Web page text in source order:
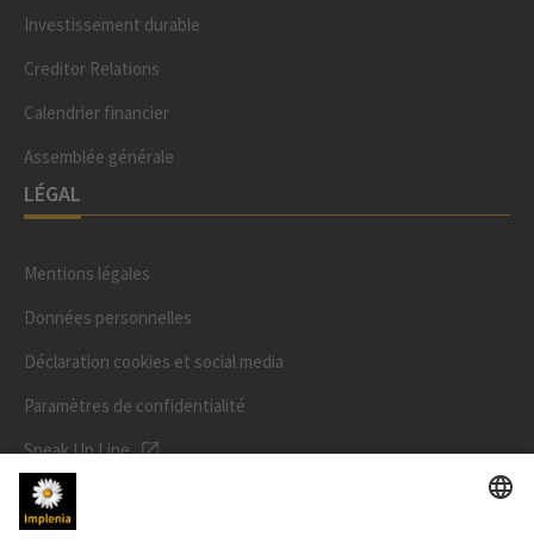
Investissement durable
Creditor Relations
Calendrier financier
Assemblée générale
LÉGAL
Mentions légales
Données personnelles
Déclaration cookies et social media
Paramètres de confidentialité
Speak Up Line
PRIX DE L'ACTION